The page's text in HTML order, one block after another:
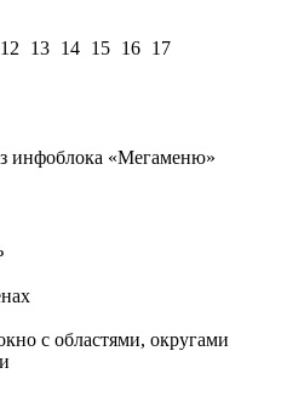
12 13 14 15 16 17
инфоблока «Мегаменю»
c областями, округами